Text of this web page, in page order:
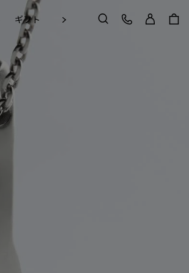
ギフト Craft in Motion
次
検索
カスタマーケア ログイン